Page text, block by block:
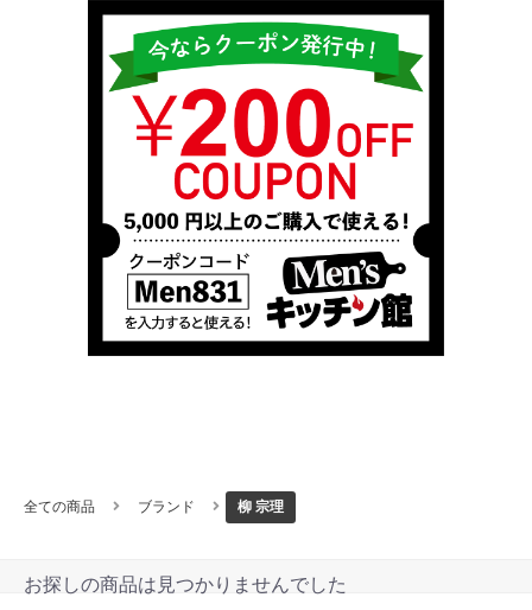
全ての商品 ブランド 柳 宗理
お探しの商品は見つかりませんでした